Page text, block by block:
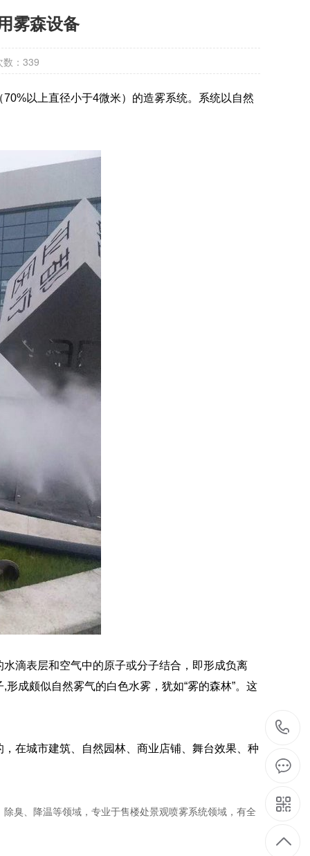
雾森设备
： 339
以上直径小于4微米）的造雾系统。系统以自然
滴表层和空气中的原子或分子结合，即形成负离
成颇似自然雾气的白色水雾，犹如“雾的森林”。这
在城市建筑、自然园林、商业店铺、舞台效果、种
臭、降温等领域，专业于售楼处景观喷雾系统领域，有全